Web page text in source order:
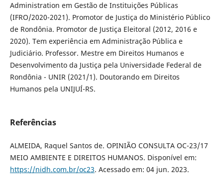
Administration em Gestão de Instituições Públicas
(IFRO/2020-2021). Promotor de Justiça do Ministério Público
de Rondônia. Promotor de Justiça Eleitoral (2012, 2016 e
2020). Tem experiência em Administração Pública e
Judiciário. Professor. Mestre em Direitos Humanos e
Desenvolvimento da Justiça pela Universidade Federal de
Rondônia - UNIR (2021/1). Doutorando em Direitos
Humanos pela UNIJUÍ-RS.
Referências
ALMEIDA, Raquel Santos de. OPINIÃO CONSULTA OC-23/17
MEIO AMBIENTE E DIREITOS HUMANOS. Disponível em:
https://nidh.com.br/oc23. Acessado em: 04 jun. 2023.